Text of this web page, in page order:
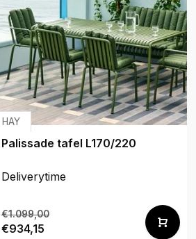
HAY
Palissade tafel L170/220
Deliverytime
€1.099,00
€934,15